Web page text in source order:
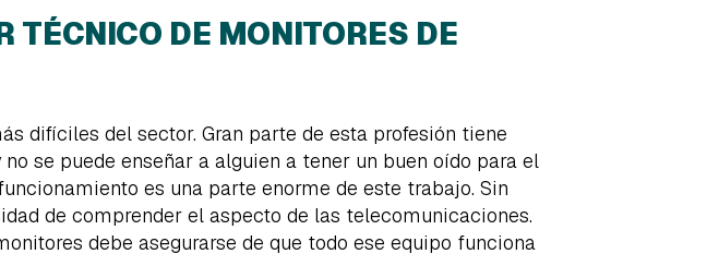
TÉCNICO DE MONITORES DE
difíciles del sector. Gran parte de esta profesión tiene
se puede enseñar a alguien a tener un buen oído para el
es una parte enorme de este trabajo. Sin
de comprender el aspecto de las telecomunicaciones.
debe asegurarse de que todo ese equipo funciona